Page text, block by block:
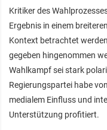
Kritiker des
Ergebnis in einem
Kontext betrachtet
gegeben hingenommen
Wahlkampf sei stark
Regierungspartei habe
medialem Einfluss und
Unterstützung profitiert.